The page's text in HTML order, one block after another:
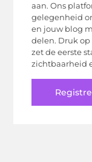
aan. Ons
gelegenheid
en jouw blog
delen. Druk op
zet de eerste
zichtbaarheid